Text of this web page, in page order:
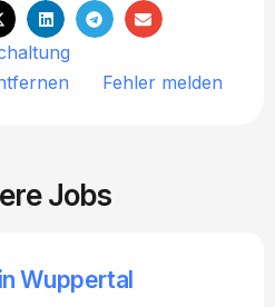
Fehler melden
Jobs
Wuppertal